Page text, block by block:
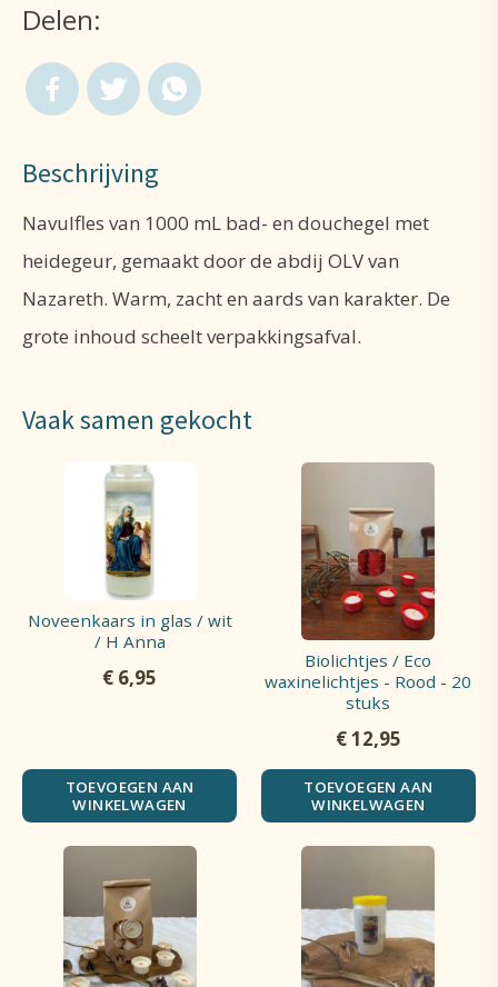
Delen:
Beschrijving
Navulfles van 1000 mL bad- en douchegel met
heidegeur, gemaakt door de abdij OLV van
Nazareth. Warm, zacht en aards van karakter. De
grote inhoud scheelt verpakkingsafval.
Vaak samen gekocht
Noveenkaars in glas / wit
/ H Anna
€ 6,95
TOEVOEGEN AAN
WINKELWAGEN
Biolichtjes / Eco
waxinelichtjes - Rood - 20
stuks
€12,95
TOEVOEGEN AAN
WINKELWAGEN